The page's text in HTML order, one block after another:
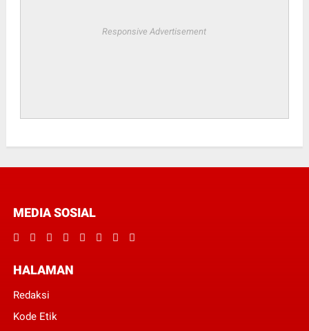
Responsive Advertisement
MEDIA SOSIAL
HALAMAN
Redaksi
Kode Etik